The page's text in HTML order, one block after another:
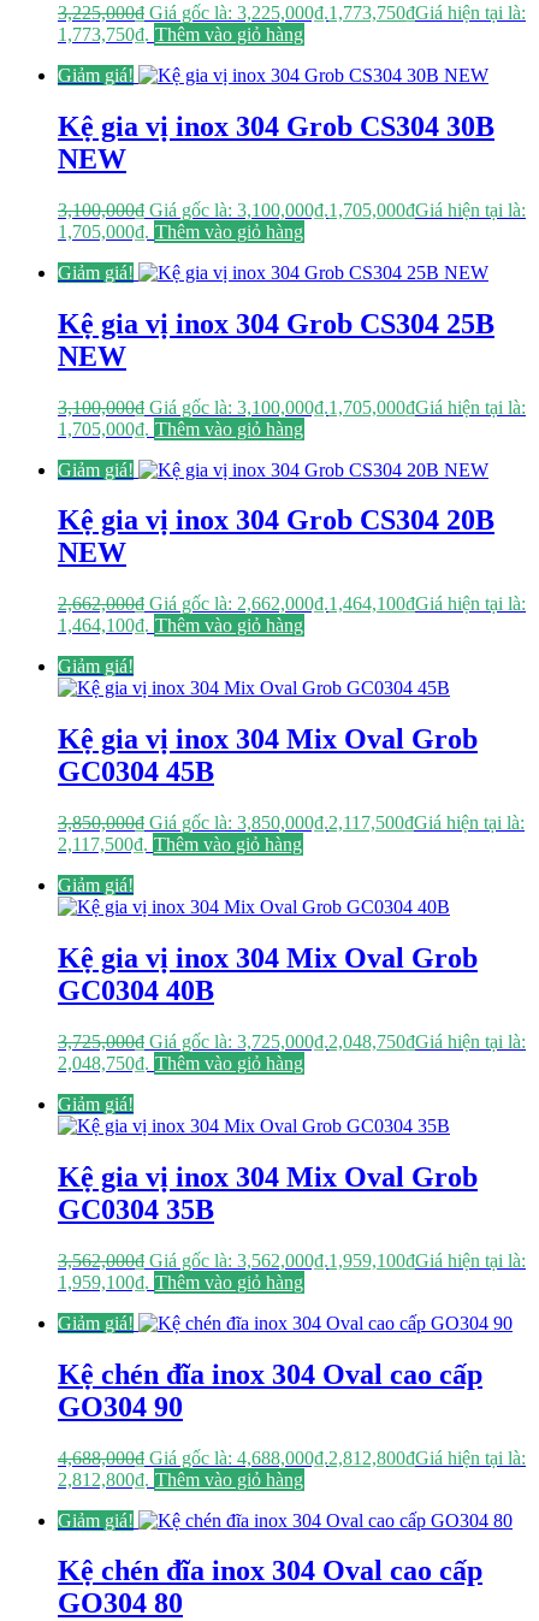
3,225,000₫ Giá gốc là: 3,225,000₫.1,773,750₫Giá hiện tại là:
1,773,750₫. Thêm vào giỏ hàng
Giảm giá!
Kệ gia vị inox 304 Grob CS304 30B
NEW
3,100,000₫ Giá gốc là: 3,100,000₫.1,705,000₫Giá hiện tại là:
1,705,000₫. Thêm vào giỏ hàng
Giảm giá!
Kệ gia vị inox 304 Grob CS304 25B
NEW
3,100,000₫ Giá gốc là: 3,100,000₫.1,705,000₫Giá hiện tại là:
1,705,000₫. Thêm vào giỏ hàng
Giảm giá!
Kệ gia vị inox 304 Grob CS304 20B
NEW
2,662,000₫ Giá gốc là: 2,662,000₫.1,464,100₫Giá hiện tại là:
1,464,100₫. Thêm vào giỏ hàng
Giảm giá!
Kệ gia vị inox 304 Mix Oval Grob
GC0304 45B
3,850,000₫ Giá gốc là: 3,850,000₫.2,117,500₫Giá hiện tại là:
2,117,500₫. Thêm vào giỏ hàng
Giảm giá!
Kệ gia vị inox 304 Mix Oval Grob
GC0304 40B
3,725,000₫ Giá gốc là: 3,725,000₫.2,048,750₫Giá hiện tại là:
2,048,750₫. Thêm vào giỏ hàng
Giảm giá!
Kệ gia vị inox 304 Mix Oval Grob
GC0304 35B
3,562,000₫ Giá gốc là: 3,562,000₫.1,959,100₫Giá hiện tại là:
1,959,100₫. Thêm vào giỏ hàng
Giảm giá!
Kệ chén đĩa inox 304 Oval cao cấp
GO304 90
4,688,000₫ Giá gốc là: 4,688,000₫.2,812,800₫Giá hiện tại là:
2,812,800₫. Thêm vào giỏ hàng
Giảm giá!
Kệ chén đĩa inox 304 Oval cao cấp
GO304 80